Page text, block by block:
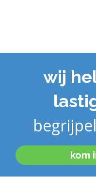
wij
kom